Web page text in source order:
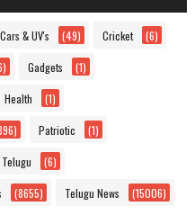
Cars & UV's (49) Cricket (6)
Gadgets (1)
Health (1)
Patriotic (1)
Telugu (6)
(8655) Telugu News (15006)